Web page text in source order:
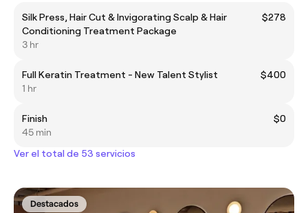
Silk Press, Hair Cut & Invigorating Scalp & Hair
Conditioning Treatment Package
$278
3 hr
Full Keratin Treatment - New Talent Stylist
$400
1 hr
Finish
$0
45 min
Ver el total de 53 servicios
Destacados